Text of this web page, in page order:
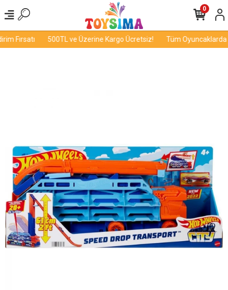
Fırsatı 500TL ve Üzerine Kargo Ücretsiz! Tüm Oyuncaklarda
0